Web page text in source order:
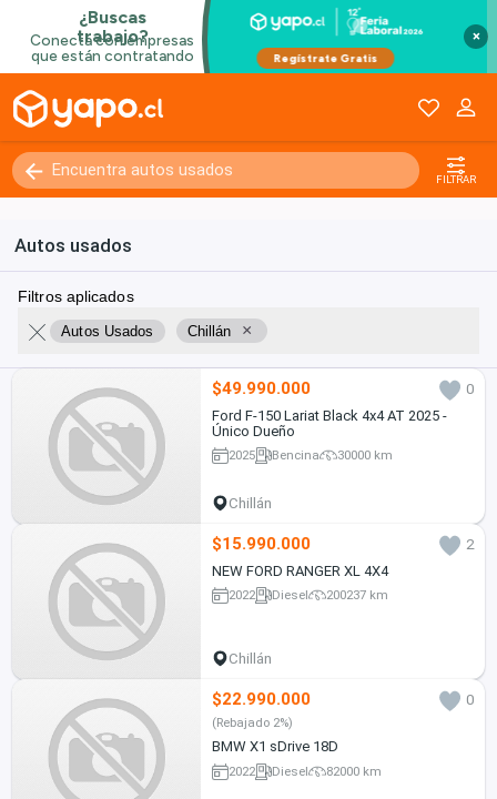
×
FILTRAR
Autos usados
Filtros aplicados
Autos Usados Chillán ×
$49.990.000
0
Ford F-150 Lariat Black 4x4 AT 2025 -
Único Dueño
2025 Bencina 30000 km
Chillán
$15.990.000
2
NEW FORD RANGER XL 4X4
2022 Diesel 200237 km
Chillán
$22.990.000 0
(Rebajado 2%)
BMW X1 sDrive 18D
2022 Diesel 82000 km